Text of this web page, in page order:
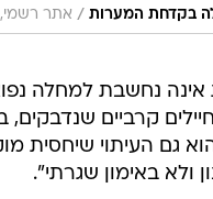
בקדחת המערות / אתר
נחשבת למחלה
קרביים
גם העיתוי שיחסית
ולא באימון שגרתי".